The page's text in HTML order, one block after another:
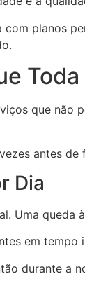
planos
que não
antes de
Dia
Uma
em tempo
durante a